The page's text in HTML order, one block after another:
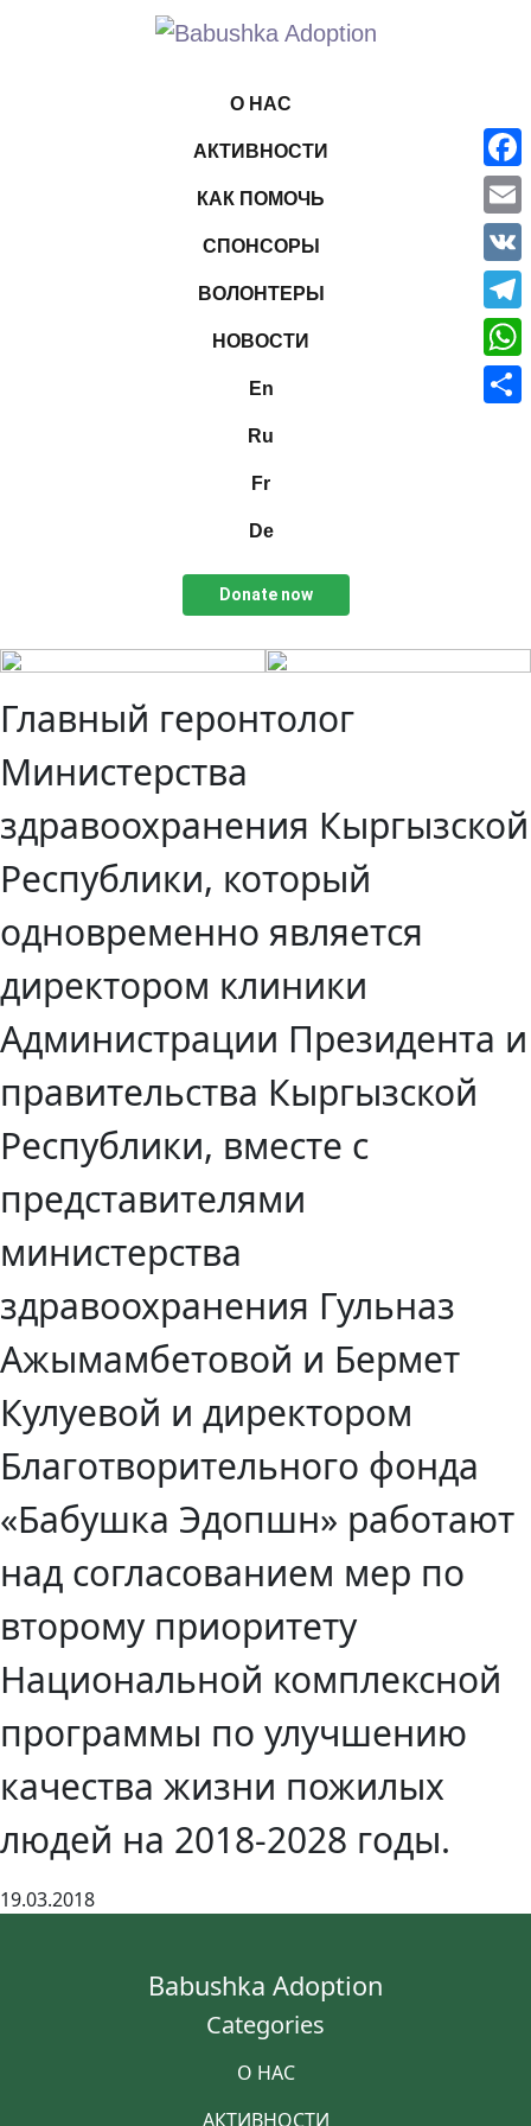
О НАС
АКТИВНОСТИ
КАК ПОМОЧЬ
СПОНСОРЫ
ВОЛОНТЕРЫ
НОВОСТИ
En
Ru
Fr
De
Donate now
Главный геронтолог
Министерства
здравоохранения Кыргызской
Республики, который
одновременно является
директором клиники
Администрации Президента и
правительства Кыргызской
Республики, вместе с
представителями
министерства
здравоохранения Гульназ
Ажымамбетовой и Бермет
Кулуевой и директором
Благотворительного фонда
«Бабушка Эдопшн» работают
над согласованием мер по
второму приоритету
Национальной комплексной
программы по улучшению
качества жизни пожилых
людей на 2018-2028 годы.
19.03.2018
Babushka Adoption
Categories
О НАС
АКТИВНОСТИ
Email
VK